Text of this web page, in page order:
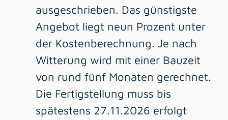
ausgeschrieben. Das günstigste
Angebot liegt neun Prozent unter
der Kostenberechnung. Je nach
Witterung wird mit einer Bauzeit
von rund fünf Monaten gerechnet.
Die Fertigstellung muss bis
spätestens 27.11.2026 erfolgt